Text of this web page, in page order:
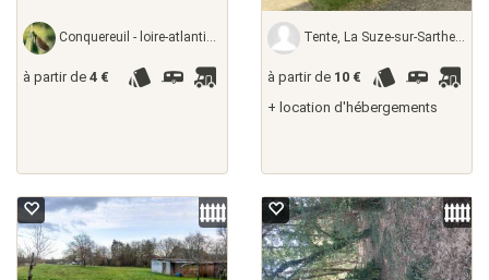
Conquereuil - loire-atlantique, France
à partir de 4 €
Tente, La Suze-sur-Sarthe - sarthe, France
à partir de 10 €
+ location d'hébergements